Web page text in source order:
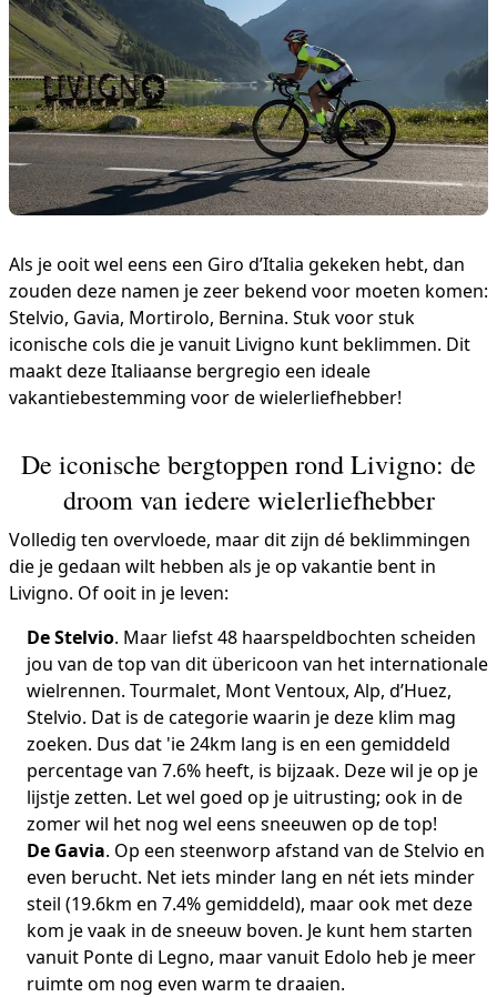
Als je ooit wel eens een Giro d’Italia gekeken hebt, dan
zouden deze namen je zeer bekend voor moeten komen:
Stelvio, Gavia, Mortirolo, Bernina. Stuk voor stuk
iconische cols die je vanuit Livigno kunt beklimmen. Dit
maakt deze Italiaanse bergregio een ideale
vakantiebestemming voor de wielerliefhebber!
De iconische bergtoppen rond Livigno: de
droom van iedere wielerliefhebber
Volledig ten overvloede, maar dit zijn dé beklimmingen
die je gedaan wilt hebben als je op vakantie bent in
Livigno. Of ooit in je leven:
De Stelvio. Maar liefst 48 haarspeldbochten scheiden
jou van de top van dit übericoon van het internationale
wielrennen. Tourmalet, Mont Ventoux, Alp, d’Huez,
Stelvio. Dat is de categorie waarin je deze klim mag
zoeken. Dus dat 'ie 24km lang is en een gemiddeld
percentage van 7.6% heeft, is bijzaak. Deze wil je op je
lijstje zetten. Let wel goed op je uitrusting; ook in de
zomer wil het nog wel eens sneeuwen op de top!
De Gavia. Op een steenworp afstand van de Stelvio en
even berucht. Net iets minder lang en nét iets minder
steil (19.6km en 7.4% gemiddeld), maar ook met deze
kom je vaak in de sneeuw boven. Je kunt hem starten
vanuit Ponte di Legno, maar vanuit Edolo heb je meer
ruimte om nog even warm te draaien.